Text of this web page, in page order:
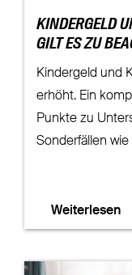
KINDERGELD
GILT ES ZU
Kindergeld und
erhöht. Ein
Punkte zu
Sonderfällen
Weiterlesen